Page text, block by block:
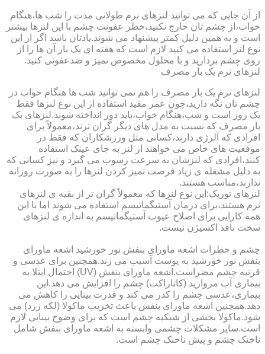
از آن جایی که می توانید لنزهای نرم طولانی مدت را شب ها،هنگام
خواب،از چشم تان خارج نکنید،خطر عفونت چشم با این لنزها بیشتر
است و به همین دلیل کمتر پیشنهاد می شوند.یادتان باشد اگر از این
نوع لنز استفاده می کنید لازم است که هفته ای یک بار آن ها را از
روی چشم بردارید و با محلول مخصوص تمیز و ضدعفونی کنید.
لنزهای نرم یک بار مصرف
لنزهای نرم یک بار مصرف را هم نمی توانید شب ها هنگام خواب در
چشم تان نگه دارید،چون عمر مفید استفاده از این نوع لنزها فقط
یک روز است و شب،هنگام خواب،باید دور انداخته شوند.لنزهای یک
بار مصرف که نسبت به مدل های دیگر گران ترند،معمولاً برای
افرادی که آلرژی دارند،کسانی مثل ورزشکاران که فقط در
موقعیت های خاص می خواهند از لنز به جای عینک استفاده
کنند،افرادی که لنزشان به سرعت رسوب می گیرد و نیز کسانی که
به دلیل مشغله ی زیاد فرصت تمیز کردن لنزها را به صورت روزانه
ندارند،مناسب هستند.
لنزهای توریک:این نوع لنزها که معمولاً گران تر از بقیه ی لنزهای
نرم هستند،برای درمان آستیگماتیسم استفاده می شوند اما با این
همه کارایی برای اصلاح عیوب آستیگماتیسم به اندازه ی لنزهای
سخت نافذ اکسیژن نیست.
چشم و خطرات اشعه ماورای بنفش نور خورشید اشعه ماورای
بنفش نور خورشید به پوست آسیب می زند.همچنین برای عدسی و
قرنیه چشم مضراست.اشعه ماورای بنفش (UV) احتمال ابتلا به
بیماری آب مروارید (کاتاراکت) چشم را افزایش می دهد.این
بیماری،عدسی چشم را کدر می کند و قدرت بینایی را کاهش می
دهد.همچنین اشعه ماورای بنفش باعث تخریب ماکولا (لکه زرد) می
شود.ماکولا بخشی از شبکیه چشم است که برای وضوح بینایی لازم
است.سایر مشکلات چشمی وابسته به اشعه ماورای بنفش شامل
ناخنک چشم و پیش ناخنک چشم است.